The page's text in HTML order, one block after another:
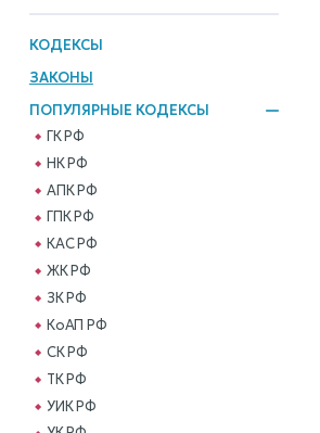
КОДЕКСЫ
ЗАКОНЫ
ПОПУЛЯРНЫЕ КОДЕКСЫ
ГК РФ
НК РФ
АПК РФ
ГПК РФ
КАС РФ
ЖК РФ
ЗК РФ
КоАП РФ
СК РФ
ТК РФ
УИК РФ